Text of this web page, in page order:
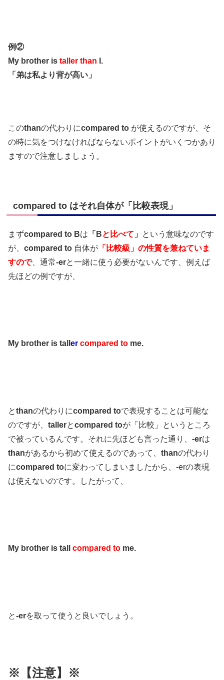
例②
My brother is taller than I.
「弟は私より背が高い」
このthanの代わりにcompared to が使えるのですが、そ
の時に気をつけなければならないポイントがいくつかあり
ますので注意しましょう。
compared to はそれ自体が「比較表現」
まずcompared to Bは 「Bと比べて 」
という意味なのです
が、 compared to 自体が 「比較級」の性質を兼ねていま
すので、通常-erと一緒に使う必要がないんです、例えば
先ほどの例ですが、
My brother is tall er compared to me.
とthanの代わりにcompared toで表現することは可能な
のですが、 tallerとcompared toが「比較」というところ
で被っているんです。それに先ほども言った通り、 -erは
thanがあるから初めて使えるのであって、 thanの代わり
にcompared toに変わってしまいましたから、-erの表現
は使えないのです。したがって、
My brother is tall compared to me.
と-erを取って使うと良いでしょう。
※【注意】※